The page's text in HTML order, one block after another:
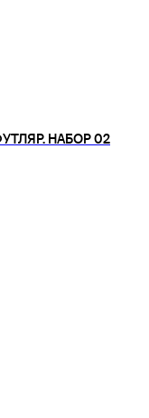
НАБОР 02